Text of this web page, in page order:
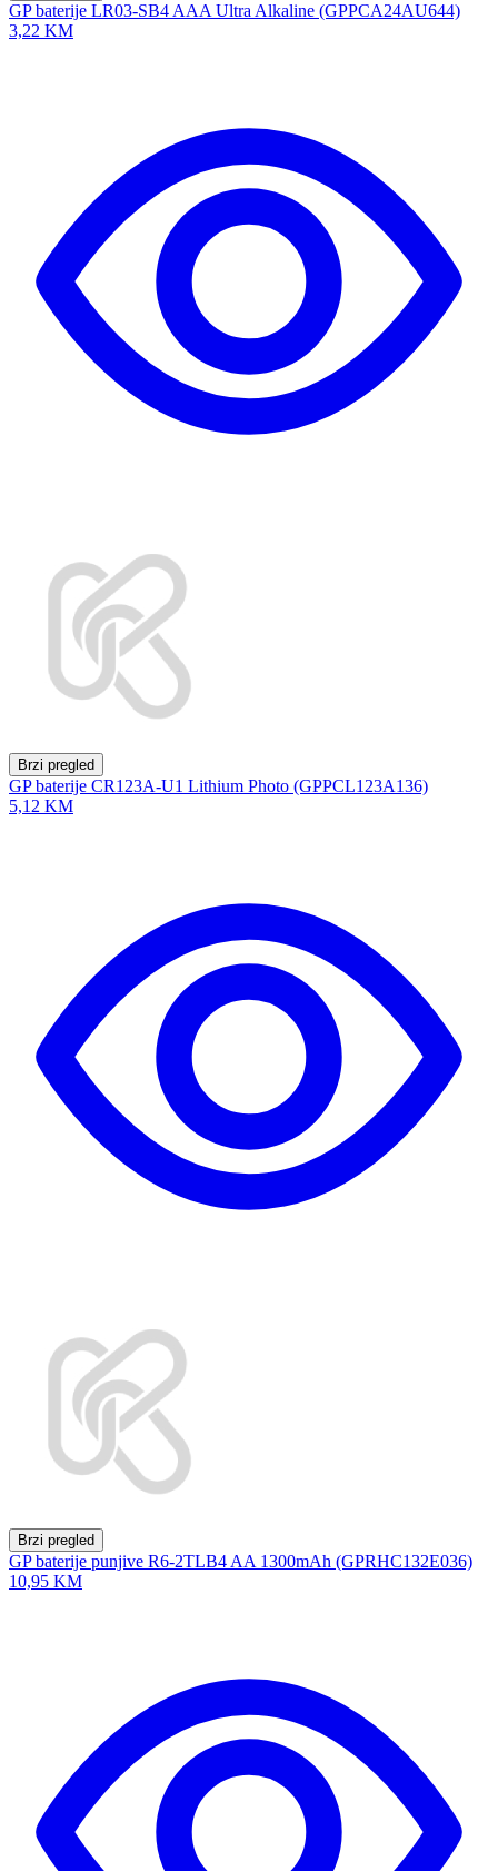
GP baterije LR03-SB4 AAA Ultra Alkaline (GPPCA24AU644)
3,22 KM
Brzi pregled
GP baterije CR123A-U1 Lithium Photo (GPPCL123A136)
5,12 KM
Brzi pregled
GP baterije punjive R6-2TLB4 AA 1300mAh (GPRHC132E036)
10,95 KM